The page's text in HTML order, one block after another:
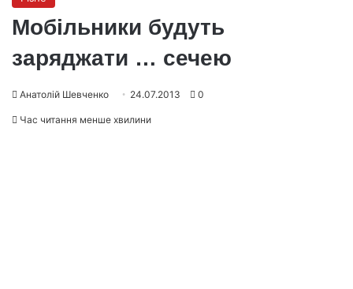
Мобільники будуть
заряджати … сечею
Анатолій Шевченко 24.07.2013 0
Час читання менше хвилини